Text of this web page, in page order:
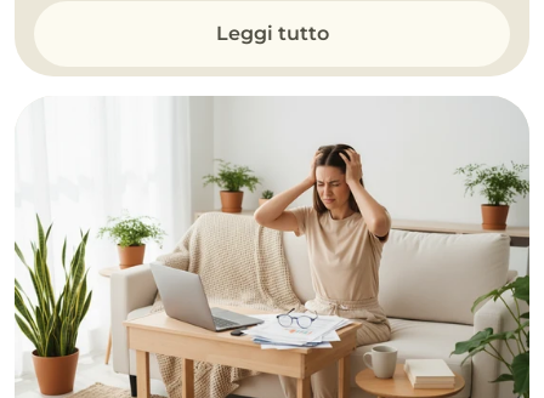
Leggi tutto